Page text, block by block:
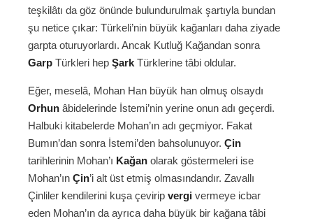
teşkilâtı da göz önünde bulundurulmak şartıyla bundan
şu netice çıkar: Türkeli’nin büyük kağanları daha ziyade
garpta oturuyorlardı. Ancak Kutluğ Kağandan sonra
Garp Türkleri hep Şark Türklerine tâbi oldular.
Eğer, meselâ, Mohan Han büyük han olmuş olsaydı
Orhun âbidelerinde İstemi’nin yerine onun adı geçerdi.
Halbuki kitabelerde Mohan’ın adı geçmiyor. Fakat
Bumın’dan sonra İstemi’den bahsolunuyor. Çin
tarihlerinin Mohan’ı Kağan olarak göstermeleri ise
Mohan’ın Çin’i alt üst etmiş olmasındandır. Zavallı
Çinliler kendilerini kuşa çevirip vergi vermeye icbar
eden Mohan’ın da ayrıca daha büyük bir kağana tâbi